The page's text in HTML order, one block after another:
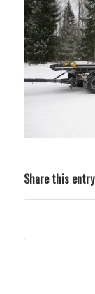
Share this entry